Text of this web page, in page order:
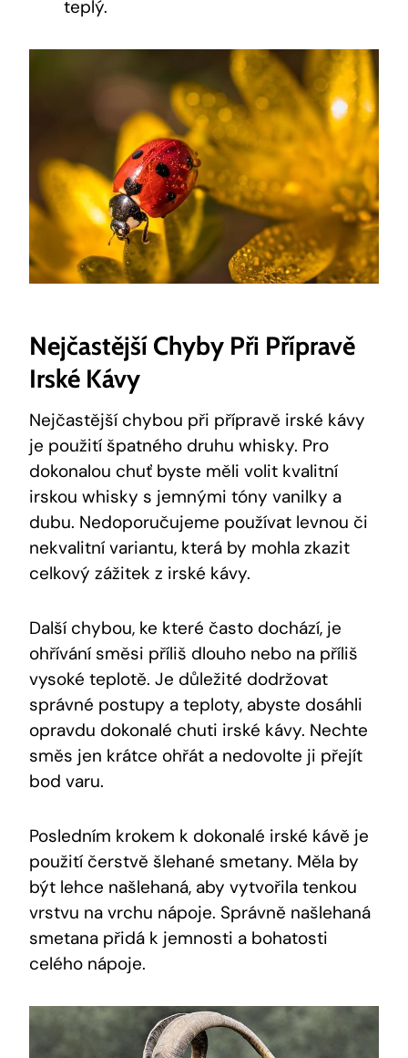
teplý.
Nejčastější Chyby Při Přípravě
Irské Kávy
Nejčastější chybou při přípravě irské kávy
je použití špatného druhu whisky. Pro
dokonalou chuť byste měli volit kvalitní
irskou whisky s jemnými tóny vanilky a
dubu. Nedoporučujeme používat levnou či
nekvalitní variantu, která by mohla zkazit
celkový zážitek z irské kávy.
Další chybou, ke které často dochází, je
ohřívání směsi příliš dlouho nebo na příliš
vysoké teplotě. Je důležité dodržovat
správné postupy a teploty, abyste dosáhli
opravdu dokonalé chuti irské kávy. Nechte
směs jen krátce ohřát a nedovolte ji přejít
bod varu.
Posledním krokem k dokonalé irské kávě je
použití čerstvě šlehané smetany. Měla by
být lehce našlehaná, aby vytvořila tenkou
vrstvu na vrchu nápoje. Správně našlehaná
smetana přidá k jemnosti a bohatosti
celého nápoje.